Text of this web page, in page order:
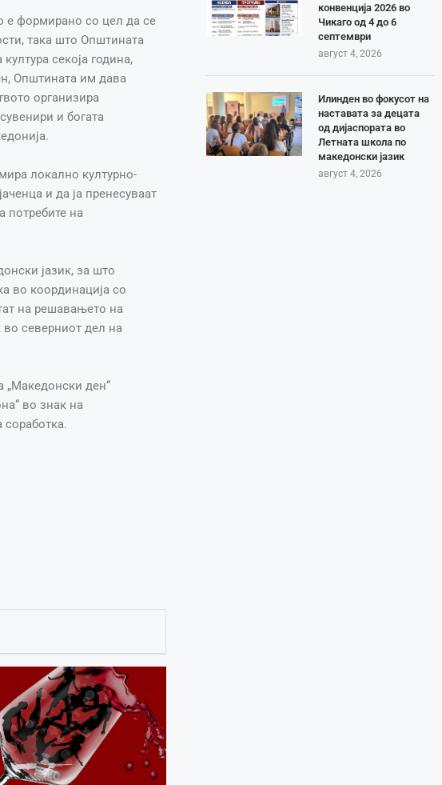
е формирано со цел да се
така што Општината
секоја година,
Општината им дава
организира
и богата
локално културно-
и да ја пренесуваат
потребите на
јазик, за што
во координација со
на решавањето на
северниот дел на
„Македонски ден“
во знак на
конвенција 2026 во
Чикаго од 4 до 6
септември
август 4, 2026
Илинден во фокусот на
наставата за децата
од дијаспората во
Летната школа по
македонски јазик
август 4, 2026